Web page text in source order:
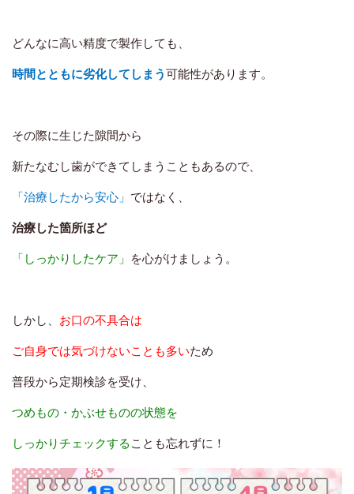
どんなに高い精度で製作しても、
時間とともに劣化してしまう可能性があります。
その際に生じた隙間から
新たなむし歯ができてしまうこともあるので、
「治療したから安心」 ではなく、
治療した箇所ほど
「しっかりしたケア」 を心がけましょう。
しかし、 お口の不具合は
ご自身では気づけないことも多いため
普段から定期検診を受け、
つめもの・かぶせものの状態を
しっかりチェックする ことも忘れずに！